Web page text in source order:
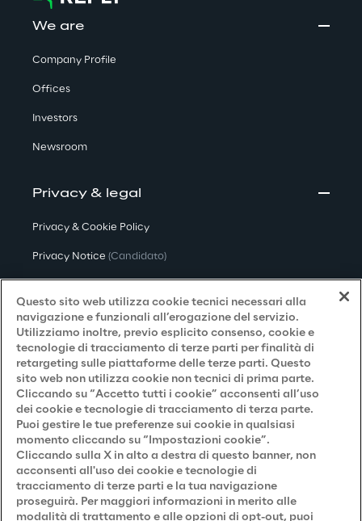
We are
Company Profile
Offices
Investors
Newsroom
Privacy & legal
Privacy & Cookie Policy
Privacy Notice (Candidato)
Privacy Notice(Fornitore)
Privacy Notice (Marketing)
Accessibilità
Careers
Contacts
Questo sito web utilizza cookie tecnici necessari alla
navigazione e funzionali all’erogazione del servizio.
Utilizziamo inoltre, previo esplicito consenso, cookie e
tecnologie di tracciamento di terze parti per finalità di
retargeting sulle piattaforme delle terze parti. Questo
sito web non utilizza cookie non tecnici di prima parte.
Cliccando su “Accetto tutti i cookie” acconsenti all’uso
dei cookie e tecnologie di tracciamento di terza parte.
Puoi gestire le tue preferenze sui cookie in qualsiasi
momento cliccando su “Impostazioni cookie”.
Cliccando sulla X in alto a destra di questo banner, non
acconsenti all'uso dei cookie e tecnologie di
tracciamento di terze parti e la tua navigazione
proseguirà. Per maggiori informazioni in merito alle
modalità di trattamento e alle opzioni di opt-out, puoi